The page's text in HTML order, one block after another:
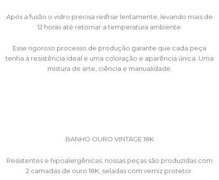
Após a fusão o vidro precisa resfriar lentamente, levando mais de
12 horas até retornar a temperatura ambiente.
Esse rigoroso processo de produção garante que cada peça
tenha a resistência ideal e uma coloração e aparência única. Uma
mistura de arte, ciência e manualidade.
BANHO OURO VINTAGE 18K
Resistentes e hipoalergênicas, nossas peças são produzidas com
2 camadas de ouro 18K, seladas com verniz protetor.